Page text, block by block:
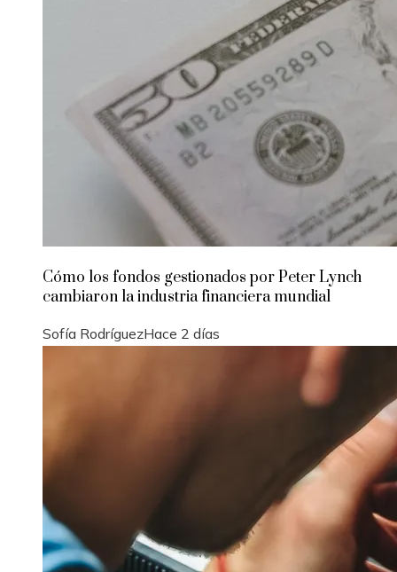
Cómo los fondos gestionados por Peter Lynch
cambiaron la industria financiera mundial
Sofía RodríguezHace 2 días